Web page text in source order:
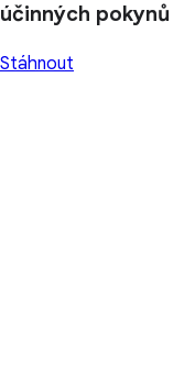
účinných pokynů
Stáhnout